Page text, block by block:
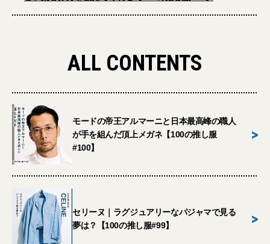
ALL CONTENTS
モードの帝王アルマーニと日本最高峰の職人
が手を組んだ頂上メガネ【100の推し服
#100】
>
セリーヌ｜ラグジュアリーなパジャマで見る
夢は？【100の推し服#99】
>